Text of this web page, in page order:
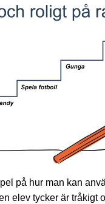
på hur man kan
elev tycker är tråkigt